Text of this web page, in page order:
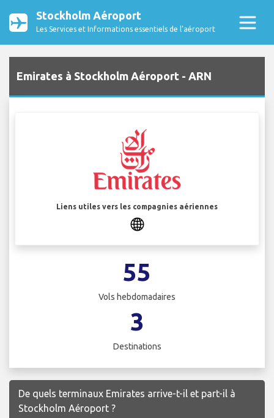
Stockholm Aéroport
Les Services et Informations essentiels de l’aéroport
Emirates à Stockholm Aéroport - ARN
Liens utiles vers les compagnies aériennes
55
Vols hebdomadaires
3
Destinations
De quels terminaux Emirates arrive-t-il et part-il à
Stockholm Aéroport ?